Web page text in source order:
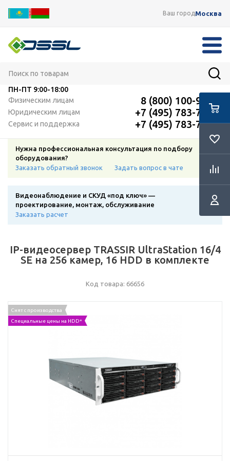
Ваш городМосква
ПН-ПТ 9:00-18:00
Физическим лицам
8 (800) 100-91-12
Юридическим лицам +7 (495) 783-72-87
Сервис и поддержка +7 (495) 783-72-87
Нужна профессиональная консультация по подбору
оборудования?
Заказать обратный звонок
Задать вопрос в чате
Видеонаблюдение и СКУД «под ключ» —
проектирование, монтаж, обслуживание
Заказать расчет
IP-видеосервер TRASSIR UltraStation 16/4
SE на 256 камер, 16 HDD в комплекте
Код товара: 66656
Снят с производства
Специальные цены на HDD*